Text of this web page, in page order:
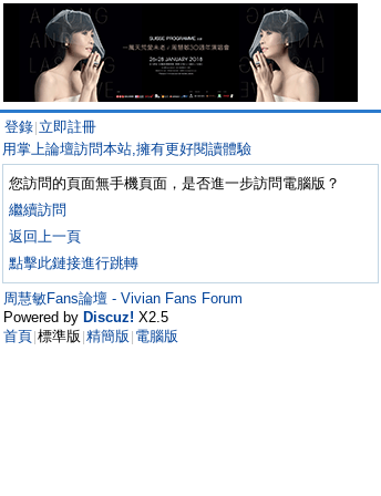
登錄 立即註冊
用掌上論壇訪問本站,擁有更好閱讀體驗
您訪問的頁面無手機頁面，是否進一步訪問電腦版？
繼續訪問
返回上一頁
點擊此鏈接進行跳轉
周慧敏Fans論壇 - Vivian Fans Forum
Powered by Discuz! X2.5
首頁 標準版 精簡版 電腦版